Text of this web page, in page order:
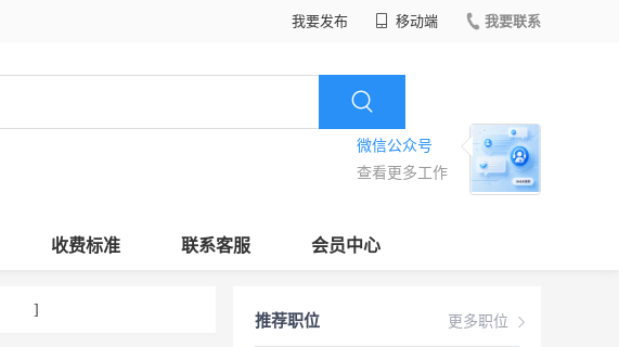
我要发布 移动端 我要联系
微信公众号
查看更多工作
收费标准 联系客服 会员中心
更多职位
推荐职位
]